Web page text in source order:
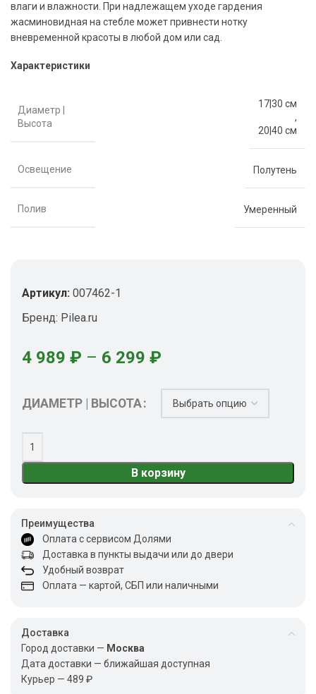
влаги и влажности. При надлежащем уходе гардения
жасминовидная на стебле может привнести нотку
вневременной красоты в любой дом или сад.
Характеристики
Диаметр |
Высота
17|30 см
,
20|40 см
Освещение Полутень
Полив Умеренный
Артикул: 007462-1
Бренд: Pilea.ru
4 989 ₽ – 6 299 ₽
ДИАМЕТР | ВЫСОТА
В корзину
Преимущества
Оплата с сервисом Долями
Доставка в пункты выдачи или до двери
Удобный возврат
Оплата — картой, СБП или наличными
Доставка
Город доставки — Москва
Дата доставки — ближайшая доступная
Курьер — 489 ₽